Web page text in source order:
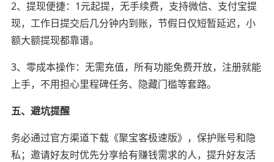
2、提现便捷：1元起提，无手续费，支持微信、支付宝提
现，工作日提交后几分钟内到账，节假日仅短暂延迟，小
额大额提现都靠谱。
3、零成本操作：无需充值，所有功能免费开放，注册就能
上手，不用担心里程碑任务、隐藏门槛等套路。
五、避坑提醒
务必通过官方渠道下载《聚宝客极速版》，保护账号和隐
私；邀请好友时优先分享给有赚钱需求的人，提升好友活